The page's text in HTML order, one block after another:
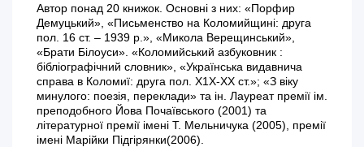
Автор понад 20 книжок. Основні з них: «Порфир
Демуцький», «Письменство на Коломийщині: друга
пол. 16 ст. – 1939 р.», «Микола Верещинський»,
«Брати Білоуси». «Коломийський азбуковник :
бібліографічний словник», «Українська видавнича
справа в Коломиї: друга пол. Х1Х-ХХ ст.»; «З віку
минулого: поезія, переклади» та ін. Лауреат премії ім.
преподобного Йова Почаївського (2001) та
літературної премії імені Т. Мельничука (2005), премії
імені Марійки Підгірянки(2006).